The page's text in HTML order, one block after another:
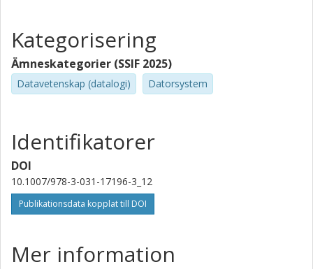
Kategorisering
Ämneskategorier (SSIF 2025)
Datavetenskap (datalogi) Datorsystem
Identifikatorer
DOI
10.1007/978-3-031-17196-3_12
Publikationsdata kopplat till DOI
Mer information